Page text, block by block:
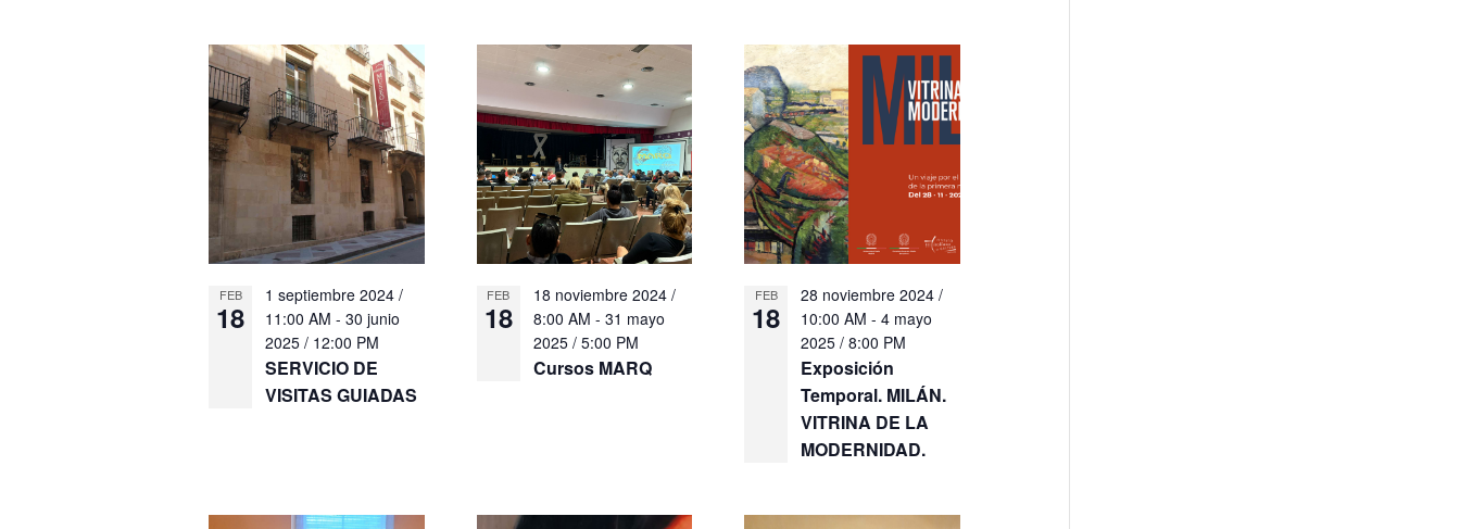
FEB
18
SERVICIO DE
VISITAS GUIADAS
1 septiembre 2024 /
11:00 AM -30 junio
2025 / 12:00 PM
FEB
18
Cursos MARQ
18 noviembre 2024 /
8:00 AM - 31 mayo
2025 / 5:00 PM
FEB
18
Exposición
Temporal. MILÁN.
VITRINA DE LA
MODERNIDAD.
28 noviembre 2024 /
10:00 AM -4 mayo
2025 / 8:00 PM